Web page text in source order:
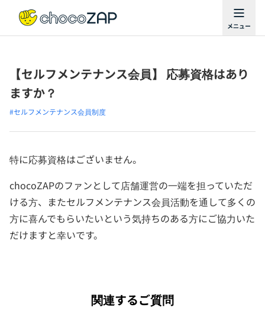
【セルフメンテナンス会員】 応募資格はあり
ますか？
#セルフメンテナンス会員制度
特に応募資格はございません。
chocoZAPのファンとして店舗運営の一端を担っていただ
ける方、またセルフメンテナンス会員活動を通して多くの
方に喜んでもらいたいという気持ちのある方にご協力いた
だけますと幸いです。
関連するご質問